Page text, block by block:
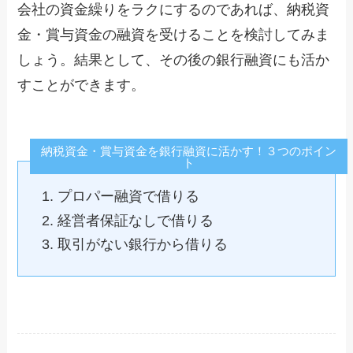
会社の資金繰りをラクにするのであれば、納税資
金・賞与資金の融資を受けることを検討してみま
しょう。結果として、その後の銀行融資にも活か
すことができます。
納税資金・賞与資金を銀行融資に活かす！３つのポイン
ト
プロパー融資で借りる
経営者保証なしで借りる
取引がない銀行から借りる